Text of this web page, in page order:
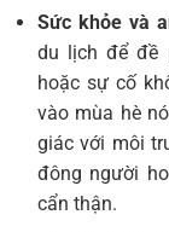
Sức khỏe và
du lịch để đề
hoặc sự cố
vào mùa hè
giác với môi
đông người
cẩn thận.